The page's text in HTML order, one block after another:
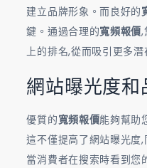
建立品牌形象。而良好的
鍵。通過合理的寬頻報價,
上的排名,從而吸引更多潛
網站曝光度和
優質的寬頻報價能夠幫助
這不僅提高了網站曝光度
當消費者在搜索時看到您